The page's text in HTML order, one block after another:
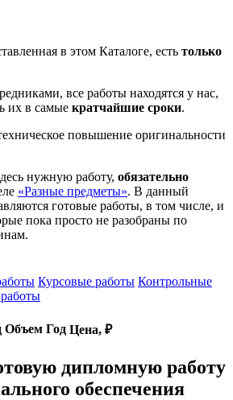
в этом Каталоге, есть только
все работы находятся у нас,
их в самые кратчайшие сроки.
повышение оригинальности
нужную работу, обязательно
«Разные предметы». В данный
готовые работы, в том числе, и
пока просто не разобраны по
Курсовые работы Контрольные
Объем Год Цена, ₽
дипломную работу
обеспечения